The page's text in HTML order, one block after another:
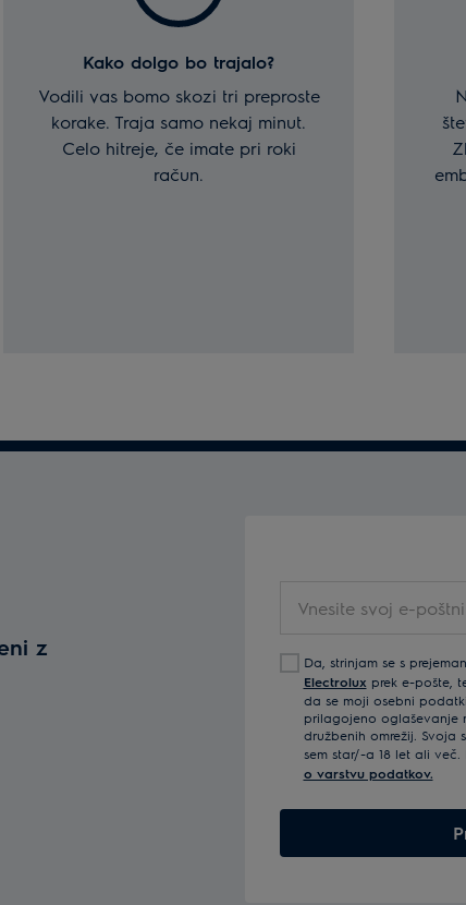
Kako dolgo bo trajalo?
Vodili vas bomo skozi tri preproste
korake. Traja samo nekaj minut.
Celo hitreje, če imate pri roki
račun.
z
svoj
poštni
naslov
Da, strinjam se s
Electrolux prek e-pošte,
da se moji osebni
prilagojeno oglaševanje
družbenih omrežij. Svoja
sem star/-a 18 let ali
o varstvu podatkov.